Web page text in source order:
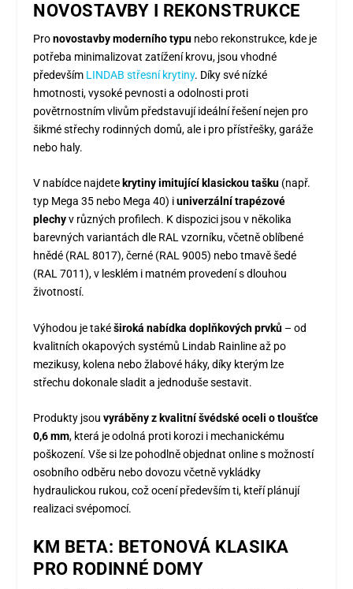
NOVOSTAVBY I REKONSTRUKCE
Pronovostavby moderního typu nebo rekonstrukce, kde je
potřeba minimalizovat zatížení krovu, jsou vhodné
především LINDAB střesní krytiny. Díky své nízké
hmotnosti, vysoké pevnosti a odolnosti proti
povětrnostním vlivům představují ideální řešení nejen pro
šikmé střechy rodinných domů, ale i pro přístřešky, garáže
nebo haly.
V nabídce najdete krytiny imitující klasickou tašku (např.
typ Mega 35 nebo Mega 40) iuniverzální trapézové
plechyv různých profilech. K dispozici jsou v několika
barevných variantách dle RAL vzorníku, včetně oblíbené
hnědé (RAL 8017), černé (RAL 9005) nebo tmavě šedé
(RAL 7011), v lesklém i matném provedení s dlouhou
životností.
Výhodou je takéširoká nabídka doplňkových prvků – od
kvalitních okapových systémů Lindab Rainline až po
mezikusy, kolena nebo žlabové háky, díky kterým lze
střechu dokonale sladit a jednoduše sestavit.
Produkty jsouvyráběny z kvalitní švédské oceli o tloušťce
0,6 mm, která je odolná proti korozi i mechanickému
poškození. Vše si lze pohodlně objednat online s možností
osobního odběru nebo dovozu včetně vykládky
hydraulickou rukou, což ocení především ti, kteří plánují
realizaci svépomocí.
KM BETA: BETONOVÁ KLASIKA
PRO RODINNÉ DOMY